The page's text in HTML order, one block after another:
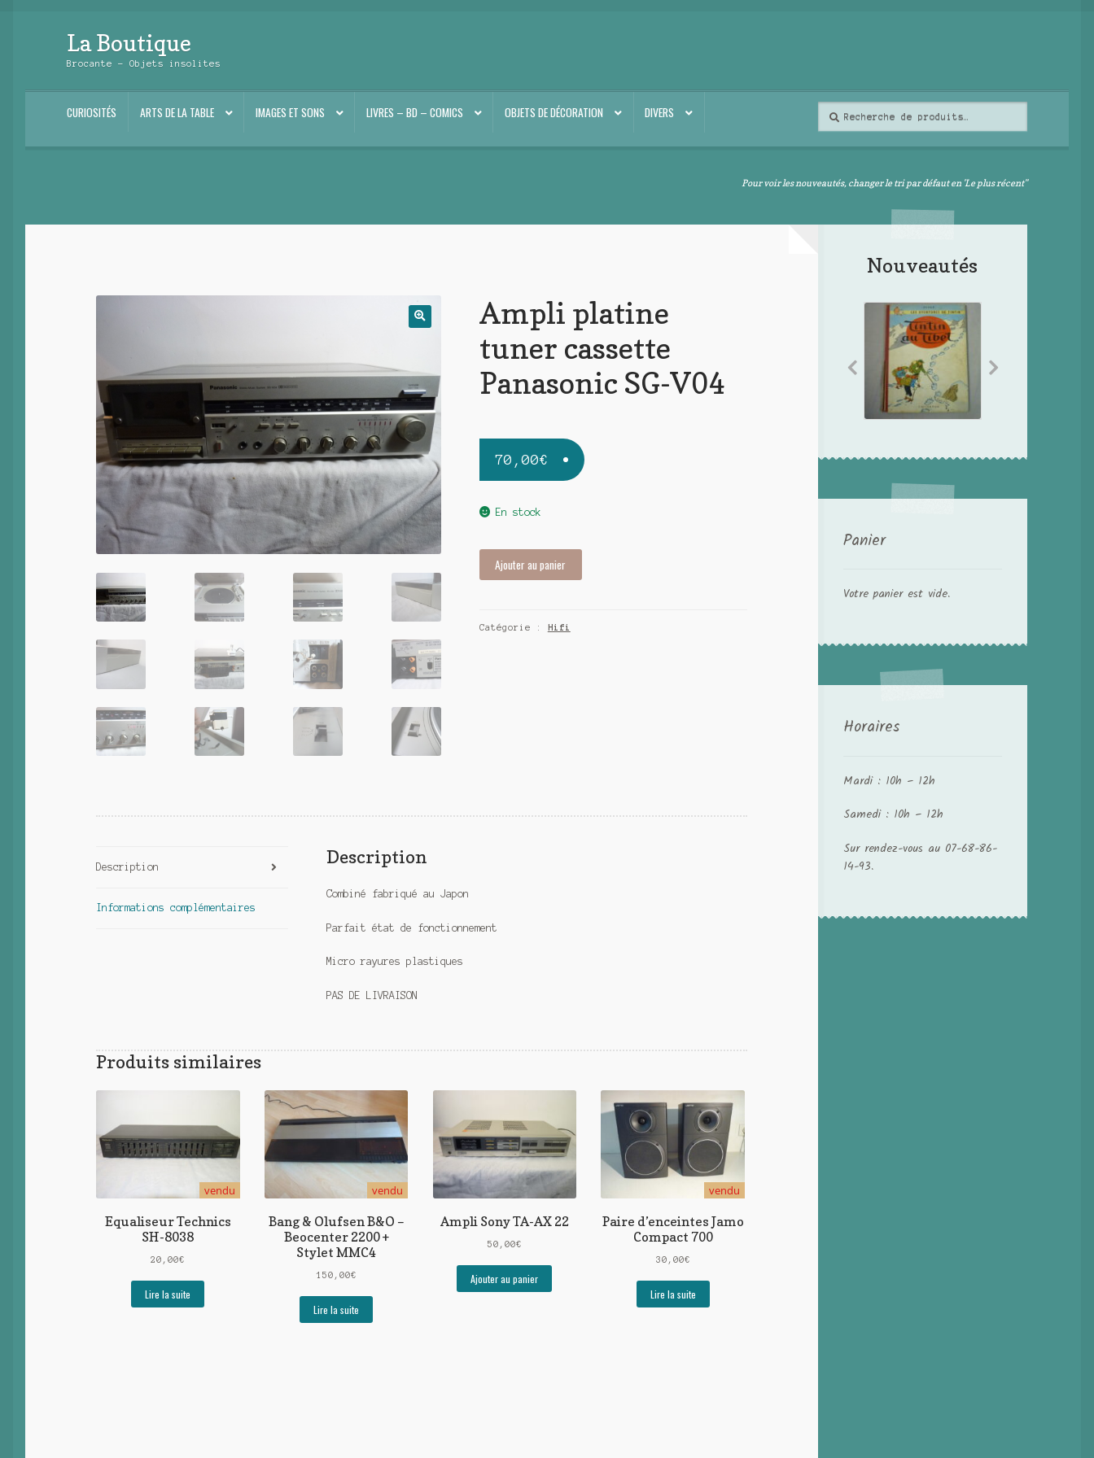
Aller
à
navigation
Aller
au
La Boutique
Brocante – Objets insolites
CURIOSITÉS ARTS DE LA TABLE IMAGES ET SONS LIVRES – BD – COMICS OBJETS DE DÉCORATION DIVERS
pour :
Pour voir les nouveautés, changer le tri par défaut en 'Le plus récent"
Ampli platine
tuner cassette
Panasonic SG-V04
70,00€
En stock
tuner
Ajouter au panier
Catégorie : Hifi
Description
Informations complémentaires
Description
Combiné fabriqué au Japon
Parfait état de fonctionnement
Micro rayures plastiques
PAS DE LIVRAISON
Produits similaires
vendu
Equaliseur Technics
SH-8038
20,00€
Lire la suite
vendu
Bang & Olufsen B&O –
Beocenter 2200 +
Stylet MMC4
150,00€
Lire la suite
Ampli Sony TA-AX 22
50,00€
Ajouter au panier
vendu
Paire d’enceintes Jamo
Compact 700
30,00€
Lire la suite
Nouveautés
Panier
Votre panier est vide.
Horaires
Mardi : 10h – 12h
Samedi : 10h – 12h
Sur rendez-vous au 07-68-86-
14-93.